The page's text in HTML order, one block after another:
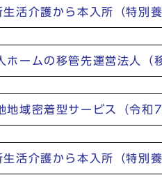
活介護から本入所（特別
ホームの移管先運営法人（
地域密着型サービス（令
活介護から本入所（特別